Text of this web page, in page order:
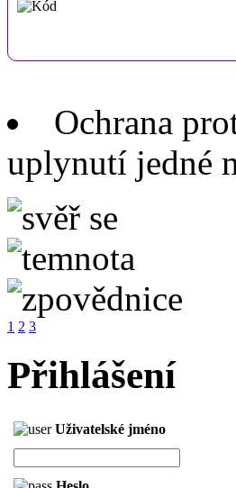
Ochrana
uplynutí jedné
1 2 3
Přihlášení
Uživatelské jméno